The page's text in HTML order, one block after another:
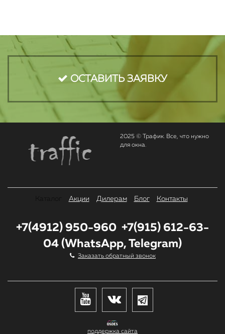
ОСТАВИТЬ ЗАЯВКУ
2025 © Трафик. Все, что нужно
для окна.
Акции Дилерам Блог Контакты
+7(4912) 950-960 +7(915) 612-63-
04 (WhatsApp, Telegram)
Заказать обратный звонок
поддержка сайта